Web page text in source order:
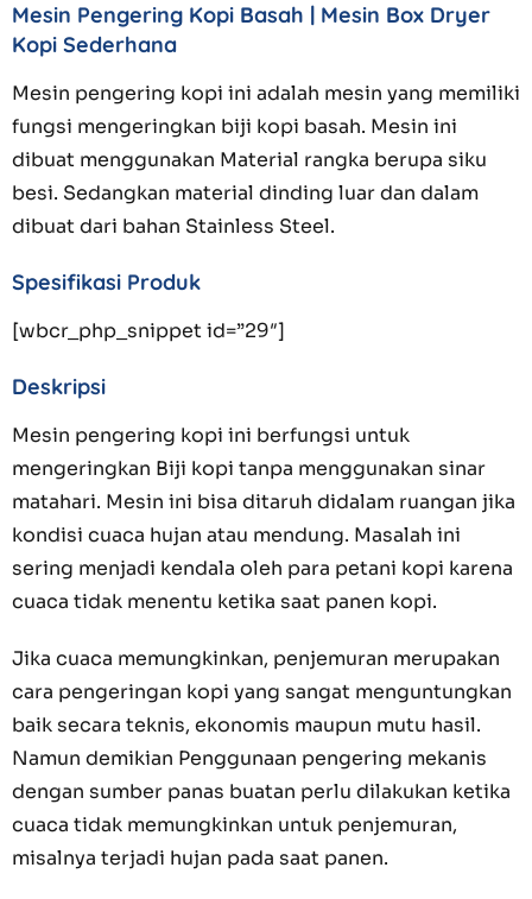
Mesin Pengering Kopi Basah | Mesin Box Dryer
Kopi Sederhana
Mesin pengering kopi ini adalah mesin yang memiliki
fungsi mengeringkan biji kopi basah. Mesin ini
dibuat menggunakan Material rangka berupa siku
besi. Sedangkan material dinding luar dan dalam
dibuat dari bahan Stainless Steel.
Spesifikasi Produk
[wbcr_php_snippet id=”29″]
Deskripsi
Mesin pengering kopi ini berfungsi untuk
mengeringkan Biji kopi tanpa menggunakan sinar
matahari. Mesin ini bisa ditaruh didalam ruangan jika
kondisi cuaca hujan atau mendung. Masalah ini
sering menjadi kendala oleh para petani kopi karena
cuaca tidak menentu ketika saat panen kopi.
Jika cuaca memungkinkan, penjemuran merupakan
cara pengeringan kopi yang sangat menguntungkan
baik secara teknis, ekonomis maupun mutu hasil.
Namun demikian Penggunaan pengering mekanis
dengan sumber panas buatan perlu dilakukan ketika
cuaca tidak memungkinkan untuk penjemuran,
misalnya terjadi hujan pada saat panen.